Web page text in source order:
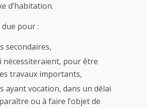
d’habitation.
due pour :
secondaires,
nécessiteraient, pour être
travaux importants,
ayant vocation, dans un délai
ou à faire l’objet de